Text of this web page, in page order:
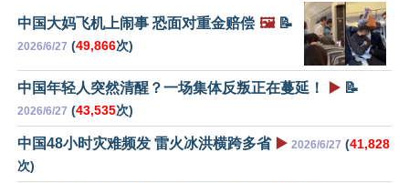
中国大妈飞机上闹事 恐面对重金赔偿 🖼️📝
2026/6/27 (49,866次)
中国年轻人突然清醒？一场集体反叛正在蔓延！ ▶️ 📝
2026/6/27 (43,535次)
中国48小时灾难频发 雷火冰洪横跨多省 ▶️ 2026/6/27 (41,828
次)